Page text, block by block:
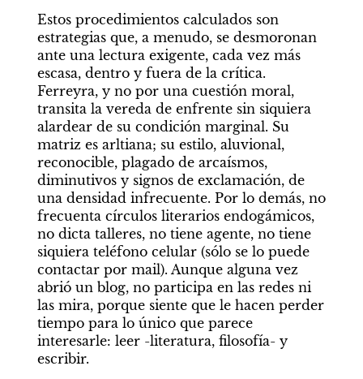
Estos procedimientos calculados son
estrategias que, a menudo, se desmoronan
ante una lectura exigente, cada vez más
escasa, dentro y fuera de la crítica.
Ferreyra, y no por una cuestión moral,
transita la vereda de enfrente sin siquiera
alardear de su condición marginal. Su
matriz es arltiana; su estilo, aluvional,
reconocible, plagado de arcaísmos,
diminutivos y signos de exclamación, de
una densidad infrecuente. Por lo demás, no
frecuenta círculos literarios endogámicos,
no dicta talleres, no tiene agente, no tiene
siquiera teléfono celular (sólo se lo puede
contactar por mail). Aunque alguna vez
abrió un blog, no participa en las redes ni
las mira, porque siente que le hacen perder
tiempo para lo único que parece
interesarle: leer -literatura, filosofía- y
escribir.